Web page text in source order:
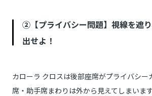
②【プライバシー問題】視線を遮
出せよ！
カローラ クロスは後部座席がプライバシー
席・助手席まわりは外から見えてしまいま